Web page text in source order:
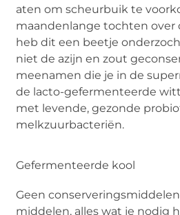
aten om scheurbuik te
maandenlange tochten over
heb dit een beetje
niet de azijn en zout
meenamen die je in de
de lacto-gefermenteerde
met levende, gezonde
melkzuurbacteriën.
Gefermenteerde kool
Geen
middelen, alles wat je nodig